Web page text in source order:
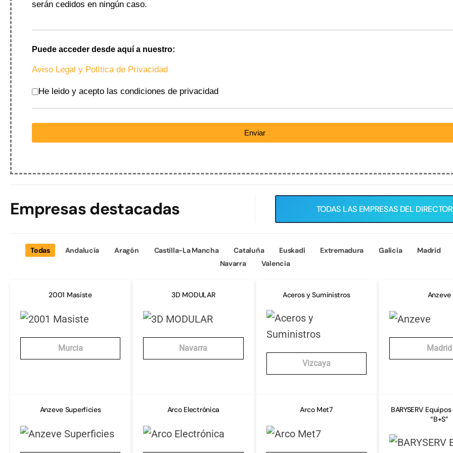
serán cedidos en ningún caso.
Puede acceder desde aquí a nuestro:
Aviso Legal y Política de Privacidad
Aceptación política de privacidad*
He leido y acepto las condiciones de privacidad
Enviar
Empresas destacadas TODAS LAS EMPRESAS DEL
Todas Andalucía Aragón Castilla-La Mancha Cataluña Euskadi Extremadura Galicia
Madrid
Navarra
Valencia
2001 Masiste
Murcia
3D MODULAR
Navarra
Aceros y Suministros
Vizcaya
Anzeve
Madrid
Anzeve Superficies Arco Electrónica Arco Met7
BARYSERV
“B+S”